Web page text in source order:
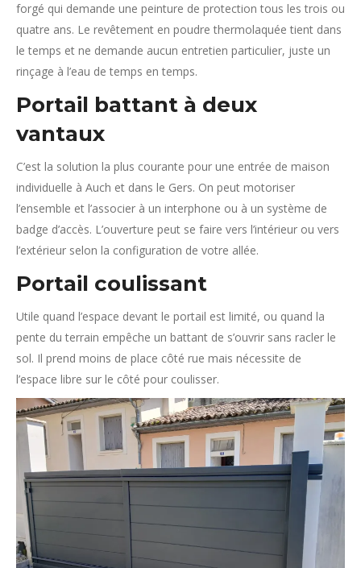
forgé qui demande une peinture de protection tous les trois ou
quatre ans. Le revêtement en poudre thermolaquée tient dans
le temps et ne demande aucun entretien particulier, juste un
rinçage à l’eau de temps en temps.
Portail battant à deux
vantaux
C’est la solution la plus courante pour une entrée de maison
individuelle à Auch et dans le Gers. On peut motoriser
l’ensemble et l’associer à un interphone ou à un système de
badge d’accès. L’ouverture peut se faire vers l’intérieur ou vers
l’extérieur selon la configuration de votre allée.
Portail coulissant
Utile quand l’espace devant le portail est limité, ou quand la
pente du terrain empêche un battant de s’ouvrir sans racler le
sol. Il prend moins de place côté rue mais nécessite de
l’espace libre sur le côté pour coulisser.